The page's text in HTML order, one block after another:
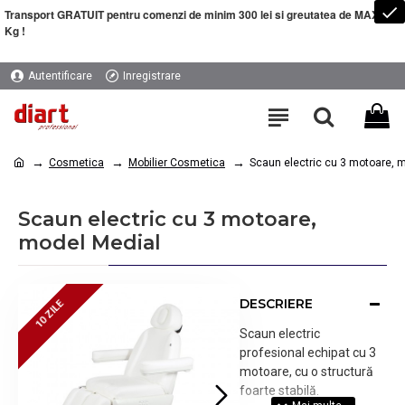
Transport GRATUIT pentru comenzi de minim 300 lei si greutatea de MAXIM 5
Kg !
Autentificare Inregistrare
Cosmetica Mobilier Cosmetica Scaun electric cu 3 motoare,
Scaun electric cu 3 motoare,
model Medial
10 ZILE
10 ZILE DESCRIERE
Scaun electric
profesional echipat cu 3
motoare, cu o structură
foarte stabilă.